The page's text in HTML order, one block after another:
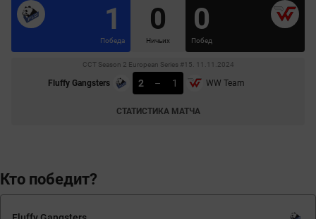
Кто победит?
1
Победа
0
Ничьих
0
Побед
CCT Season 2 European Series #15. 11.11.2024
Fluffy Gangsters 2 – 1 WW Team
СТАТИСТИКА МАТЧА